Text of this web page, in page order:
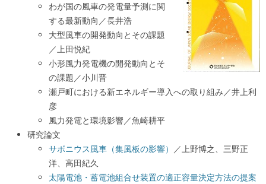
わが国の風車の発電量予測に関
する最新動向／長井浩
大型風車の開発動向とその課題
／上田悦紀
小形風力発電機の開発動向とそ
の課題／小川晋
瀬戸町における新エネルギー導入への取り組み／井上利
彦
風力発電と環境影響／魚崎耕平
研究論文
サボニウス風車（集風板の影響） ／上野博之、三野正
洋、高田紀久
太陽電池・蓄電池組合せ装置の適正容量決定方法の提案